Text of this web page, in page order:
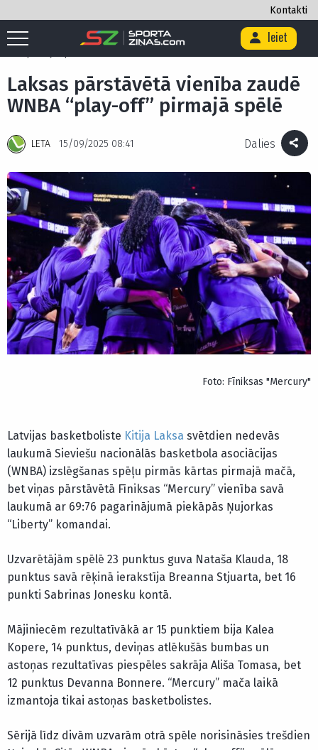
Kontakti
Ieiet
Sākums Basketbols / Laksas pārstāvētā vienība zaudē WNBA “play-
Laksas pārstāvētā vienība zaudē
WNBA “play-off” pirmajā spēlē
LETA 15/09/2025 08:41 Dalies
Foto: Fīniksas "Mercury"
Latvijas basketboliste Kitija Laksa svētdien nedevās
laukumā Sieviešu nacionālās basketbola asociācijas
(WNBA) izslēgšanas spēļu pirmās kārtas pirmajā mačā,
bet viņas pārstāvētā Fīniksas “Mercury” vienība savā
laukumā ar 69:76 pagarinājumā piekāpās Ņujorkas
“Liberty” komandai.
Uzvarētājām spēlē 23 punktus guva Nataša Klauda, 18
punktus savā rēķinā ierakstīja Breanna Stjuarta, bet 16
punkti Sabrinas Jonesku kontā.
Mājiniecēm rezultatīvākā ar 15 punktiem bija Kalea
Kopere, 14 punktus, deviņas atlēkušās bumbas un
astoņas rezultatīvas piespēles sakrāja Ališa Tomasa, bet
12 punktus Devanna Bonnere. “Mercury” mača laikā
izmantoja tikai astoņas basketbolistes.
Sērijā līdz divām uzvarām otrā spēle norisināsies trešdien